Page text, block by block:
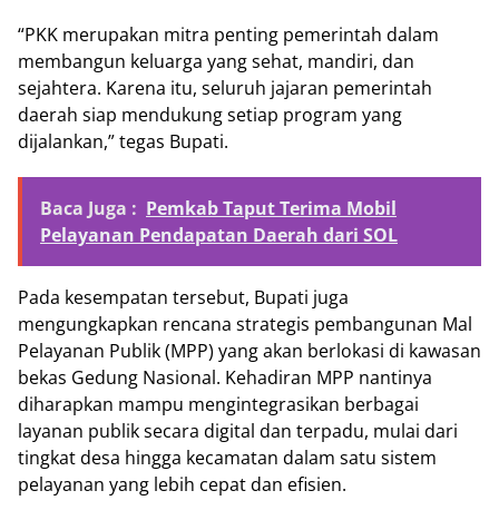
“PKK merupakan mitra penting pemerintah dalam
membangun keluarga yang sehat, mandiri, dan
sejahtera. Karena itu, seluruh jajaran pemerintah
daerah siap mendukung setiap program yang
dijalankan,” tegas Bupati.
Baca Juga : Pemkab Taput Terima Mobil
Pelayanan Pendapatan Daerah dari SOL
Pada kesempatan tersebut, Bupati juga
mengungkapkan rencana strategis pembangunan Mal
Pelayanan Publik (MPP) yang akan berlokasi di kawasan
bekas Gedung Nasional. Kehadiran MPP nantinya
diharapkan mampu mengintegrasikan berbagai
layanan publik secara digital dan terpadu, mulai dari
tingkat desa hingga kecamatan dalam satu sistem
pelayanan yang lebih cepat dan efisien.